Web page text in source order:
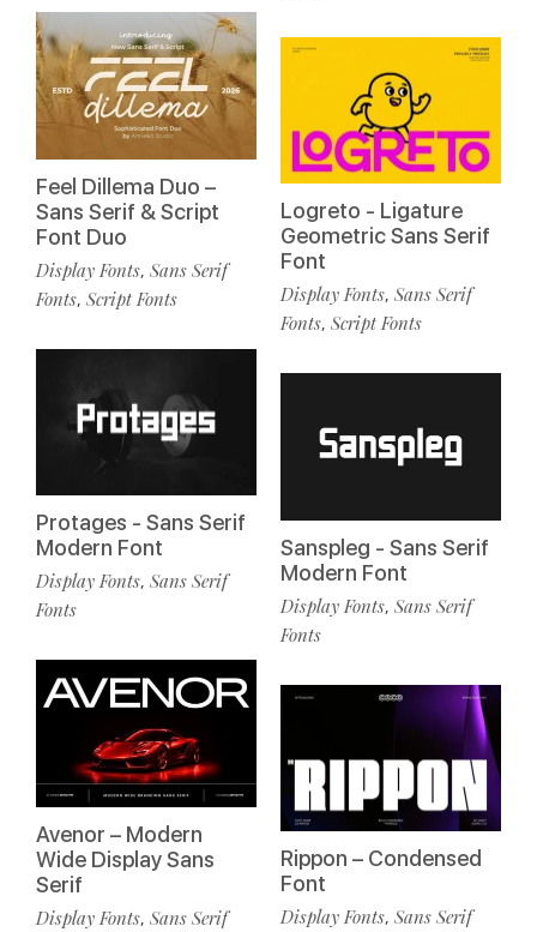
Feel Dillema Duo –
Sans Serif & Script
Font Duo
Display Fonts, Sans Serif
Fonts, Script Fonts
Protages - Sans Serif
Modern Font
Display Fonts, Sans Serif
Fonts
Avenor – Modern
Wide Display Sans
Serif
Display Fonts, Sans Serif
Logreto - Ligature
Geometric Sans Serif
Font
Display Fonts, Sans Serif
Fonts, Script Fonts
Sanspleg - Sans Serif
Modern Font
Display Fonts, Sans Serif
Fonts
Rippon – Condensed
Font
Display Fonts, Sans Serif